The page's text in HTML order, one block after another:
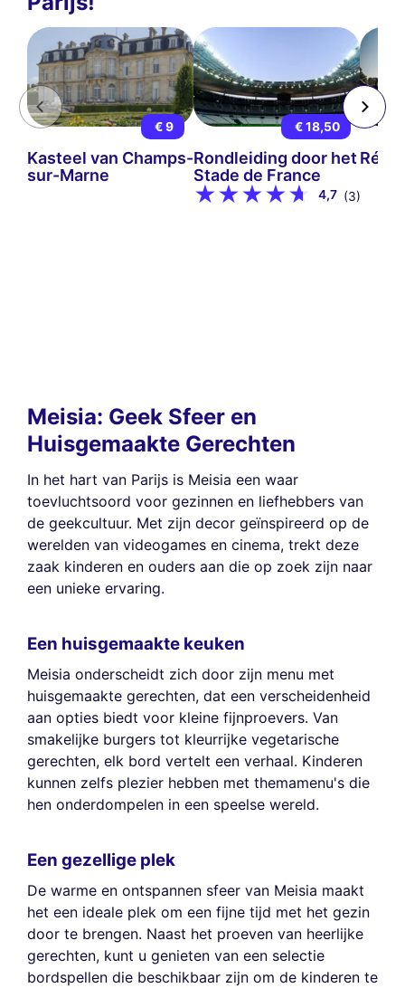
€ 9
Kasteel van Champs-
sur-Marne
€ 18,50
Rondleiding door het
Stade de France
4,7 (3)
Meisia: Geek Sfeer en
Huisgemaakte Gerechten
In het hart van Parijs is Meisia een waar
toevluchtsoord voor gezinnen en liefhebbers van
de geekcultuur. Met zijn decor geïnspireerd op de
werelden van videogames en cinema, trekt deze
zaak kinderen en ouders aan die op zoek zijn naar
een unieke ervaring.
Een huisgemaakte keuken
Meisia onderscheidt zich door zijn menu met
huisgemaakte gerechten, dat een verscheidenheid
aan opties biedt voor kleine fijnproevers. Van
smakelijke burgers tot kleurrijke vegetarische
gerechten, elk bord vertelt een verhaal. Kinderen
kunnen zelfs plezier hebben met themamenu's die
hen onderdompelen in een speelse wereld.
Een gezellige plek
De warme en ontspannen sfeer van Meisia maakt
het een ideale plek om een fijne tijd met het gezin
door te brengen. Naast het proeven van heerlijke
gerechten, kunt u genieten van een selectie
bordspellen die beschikbaar zijn om de kinderen te